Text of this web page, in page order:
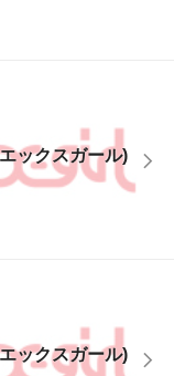
ックスガール)
ックスガール)